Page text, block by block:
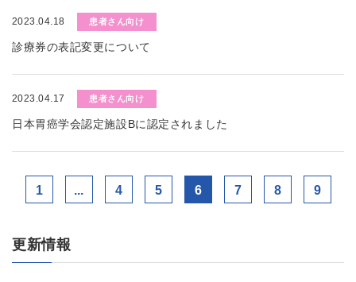
2023.04.18 患者さん向け
診療券の表記変更について
2023.04.17 患者さん向け
日本胃癌学会認定施設Bに認定されました
1 ... 4 5 6 7 8 9
更新情報